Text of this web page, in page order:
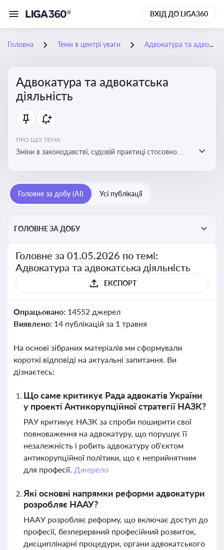
ВХІД ДО LIGA360
Головна Теми в центрі уваги Адвокатура та адвокатська діяльність
Адвокатура та адвокатська
діяльність
ПРО ЩО ТЕМА:
Зміни в законодавстві, судовій практиці стосовно
Головне за добу (AI) Усі публікації
ГОЛОВНЕ ЗА ДОБУ
Головне за 01.05.2026 по темі:
Адвокатура та адвокатська діяльність
ЕКСПОРТ
Опрацьовано: 14552 джерел
Виявлено: 14 публікацій за 1 травня
На основі зібраних матеріалів ми сформували
короткі відповіді на актуальні запитання. Ви
дізнаєтесь:
Що саме критикує Рада адвокатів України
у проекті Антикорупційної стратегії НАЗК?
РАУ критикує НАЗК за спроби поширити свої
повноваження на адвокатуру, що порушує її
незалежність і робить адвокатуру об'єктом
антикорупційної політики, що є неприйнятним
для професії. Джерело
Які основні напрямки реформи адвокатури
розробляє НААУ?
НААУ розробляє реформу, що включає доступ до
професії, безперервний професійний розвиток,
дисциплінарні процедури, органи адвокатського